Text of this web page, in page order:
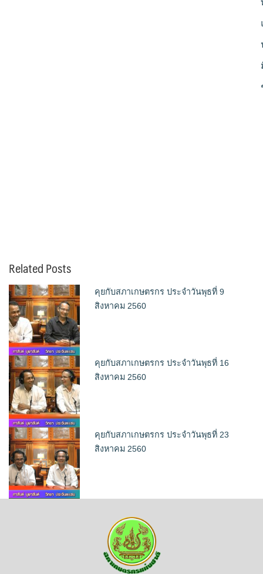
Related Posts
คุยกับสภาเกษตรกร ประจำวันพุธที่ 9
สิงหาคม 2560
คุยกับสภาเกษตรกร ประจำวันพุธที่ 16
สิงหาคม 2560
คุยกับสภาเกษตรกร ประจำวันพุธที่ 23
สิงหาคม 2560